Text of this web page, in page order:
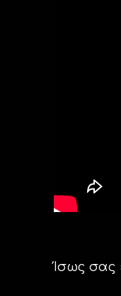
Ίσως σας